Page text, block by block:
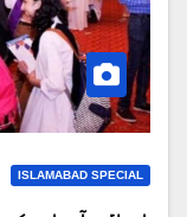
ISLAMABAD SPECIAL